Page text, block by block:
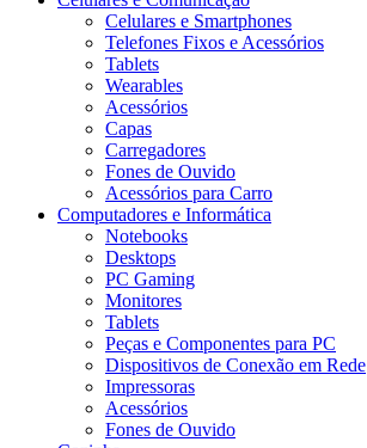
Celulares e Smartphones
Telefones Fixos e Acessórios
Tablets
Wearables
Acessórios
Capas
Carregadores
Fones de Ouvido
Acessórios para Carro
Computadores e Informática
Notebooks
Desktops
PC Gaming
Monitores
Tablets
Peças e Componentes para PC
Dispositivos de Conexão em Rede
Impressoras
Acessórios
Fones de Ouvido